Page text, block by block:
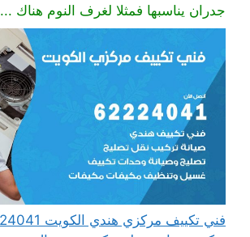
جدران يناسبها فمثلا لغرف النوم هناك ...